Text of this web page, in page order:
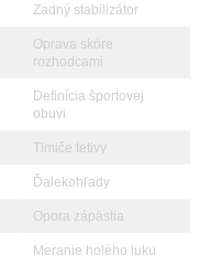
Zadný stabilizátor
Oprava skóre
rozhodcami
Definícia športovej
obuvi
Tlmiče tetivy
Ďalekohľady
Opora zápästia
Meranie holého luku